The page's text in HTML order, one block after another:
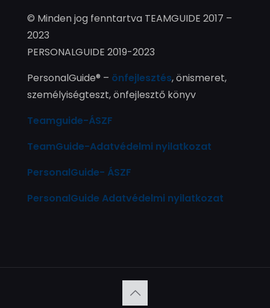
© Minden jog fenntartva TEAMGUIDE 2017 –
2023
PERSONALGUIDE 2019-2023
PersonalGuide® – önfejlesztés, önismeret,
személyiségteszt, önfejlesztő könyv
Teamguide-ÁSZF
TeamGuide-Adatvédelmi nyilatkozat
PersonalGuide- ÁSZF
PersonalGuide Adatvédelmi nyilatkozat